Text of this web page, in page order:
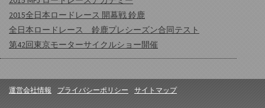
2015全日本ロードレース 開幕戦 鈴鹿
全日本ロードレース 鈴鹿プレシーズン合同テスト
第42回東京モーターサイクルショー開催
運営会社情報 プライバシーポリシー サイトマップ